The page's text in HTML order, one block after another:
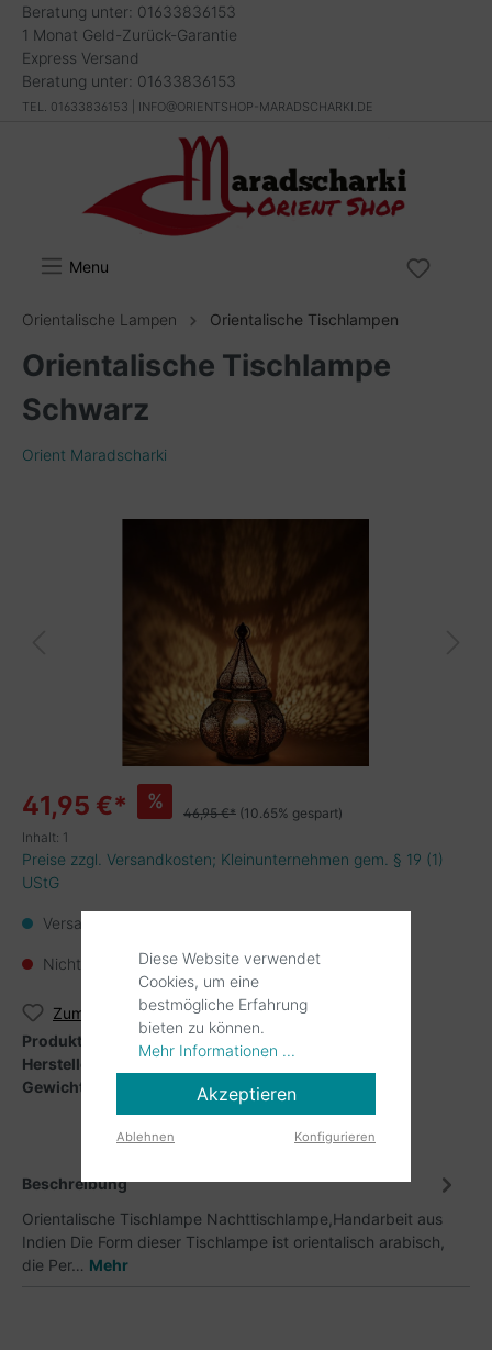
Beratung unter: 01633836153
1 Monat Geld-Zurück-Garantie
Express Versand
Beratung unter: 01633836153
TEL. 01633836153 | INFO@ORIENTSHOP-MARADSCHARKI.DE
Menu
Orientalische Lampen Orientalische Tischlampen
Orientalische Tischlampe
Schwarz
Orient Maradscharki
41,95 €* %
46,95 €* (10.65% gespart)
Inhalt: 1
Preise zzgl. Versandkosten; Kleinunternehmen gem. § 19 (1)
UStG
Versandkostenfrei
Nicht mehr verfügbar
Zum Merkzettel hinzufügen
Produktnummer:
142-TL
Hersteller:
Orient Maradscharki
Gewicht:
2 kg
Beschreibung
Orientalische Tischlampe Nachttischlampe,Handarbeit aus
Indien Die Form dieser Tischlampe ist orientalisch arabisch,
die Per… Mehr
Diese Website verwendet
Cookies, um eine
bestmögliche Erfahrung
bieten zu können.
Mehr Informationen ...
Akzeptieren
Ablehnen Konfigurieren